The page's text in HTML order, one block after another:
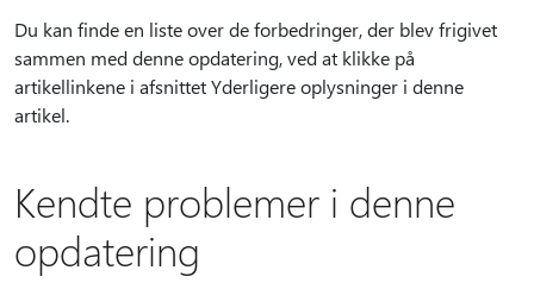
Du kan finde en liste over de forbedringer, der blev frigivet
sammen med denne opdatering, ved at klikke på
artikellinkene i afsnittet Yderligere oplysninger i denne
artikel.
Kendte problemer i denne
opdatering